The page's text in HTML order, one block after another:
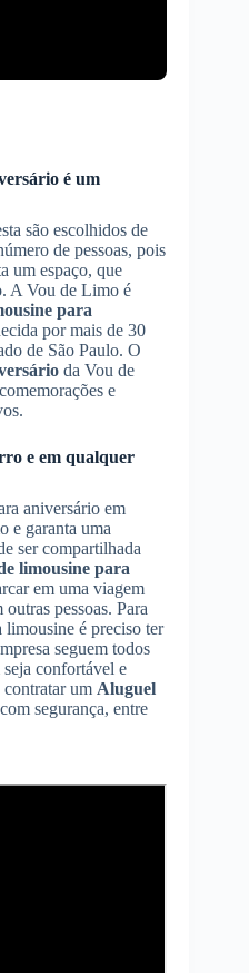
é um
são escolhidos de
de pessoas, pois
um espaço, que
A Vou de Limo é
para
por mais de 30
de São Paulo. O
da Vou de
e
e em qualquer
aniversário em
e garanta uma
ser compartilhada
limousine para
em uma viagem
pessoas. Para
limousine é preciso ter
seguem todos
seja confortável e
contratar um Aluguel
com segurança, entre